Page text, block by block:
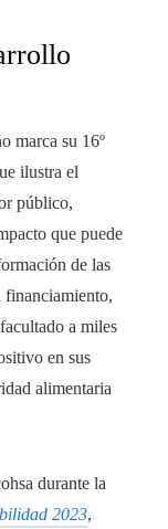
marca su 16º
ilustra el
público,
que puede
de las
financiamiento,
a miles
en sus
alimentaria
durante la
2023,